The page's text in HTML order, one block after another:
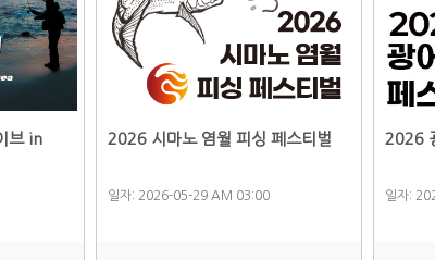
브 in
2026 시마노 염월 피싱 페스티벌
일자: 2026-05-29 AM 03:00
2026
일자: